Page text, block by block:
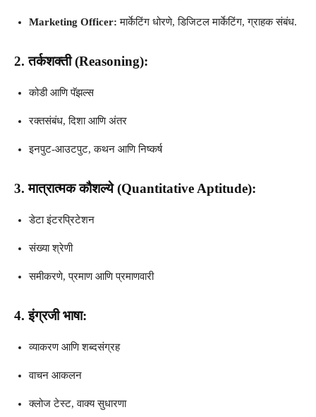
Marketing Officer: मार्केटिंग धोरणे, डिजिटल मार्केटिंग, ग्राहक संबंध.
2. तर्कशक्ती (Reasoning):
कोडी आणि पॅझल्स
रक्तसंबंध, दिशा आणि अंतर
इनपुट-आउटपुट, कथन आणि निष्कर्ष
3. मात्रात्मक कौशल्ये (Quantitative Aptitude):
डेटा इंटरप्रिटेशन
संख्या श्रेणी
समीकरणे, प्रमाण आणि प्रमाणवारी
4. इंग्रजी भाषा:
व्याकरण आणि शब्दसंग्रह
वाचन आकलन
क्लोज टेस्ट, वाक्य सुधारणा